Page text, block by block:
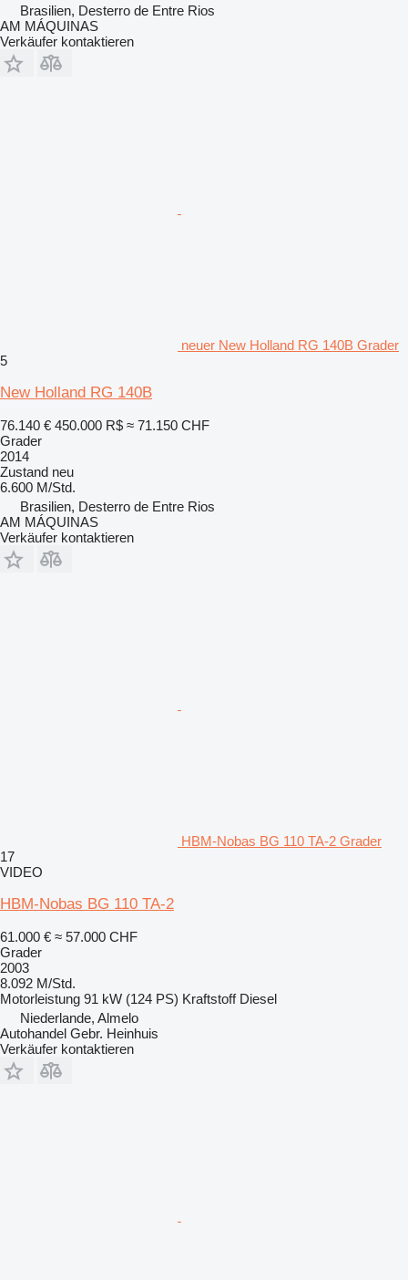
Brasilien, Desterro de Entre Rios
AM MÁQUINAS
Verkäufer kontaktieren
neuer New Holland RG 140B Grader
5
New Holland RG 140B
76.140 € 450.000 R$ ≈ 71.150 CHF
Grader
2014
Zustand neu
6.600 M/Std.
Brasilien, Desterro de Entre Rios
AM MÁQUINAS
Verkäufer kontaktieren
HBM-Nobas BG 110 TA-2 Grader
17
VIDEO
HBM-Nobas BG 110 TA-2
61.000 € ≈ 57.000 CHF
Grader
2003
8.092 M/Std.
Motorleistung 91 kW (124 PS) Kraftstoff Diesel
Niederlande, Almelo
Autohandel Gebr. Heinhuis
Verkäufer kontaktieren